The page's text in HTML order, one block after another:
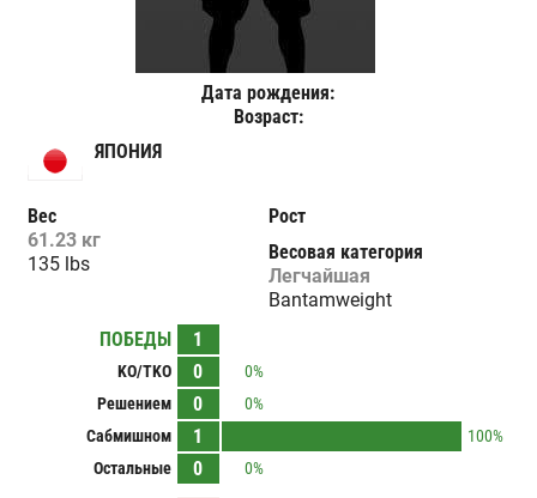
Дата рождения:
Возраст:
ЯПОНИЯ
Вес
61.23 кг
135 lbs
Рост
Весовая категория
Легчайшая
Bantamweight
ПОБЕДЫ
1
KO/TKO 0
0%
Решением
0
0%
Сабмишном
1
100%
Остальные
0 0%